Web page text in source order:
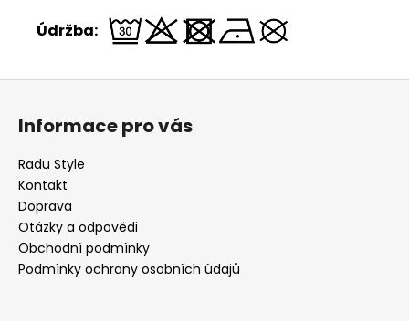
Údržba:
Z
Informace pro vás
Radu Style
Kontakt
Doprava
Otázky a odpovědi
Obchodní podmínky
Podmínky ochrany osobních údajů